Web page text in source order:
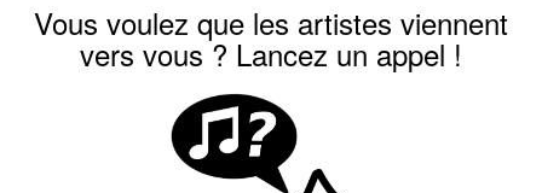
Vous voulez que les artistes viennent
vers vous ? Lancez un appel !